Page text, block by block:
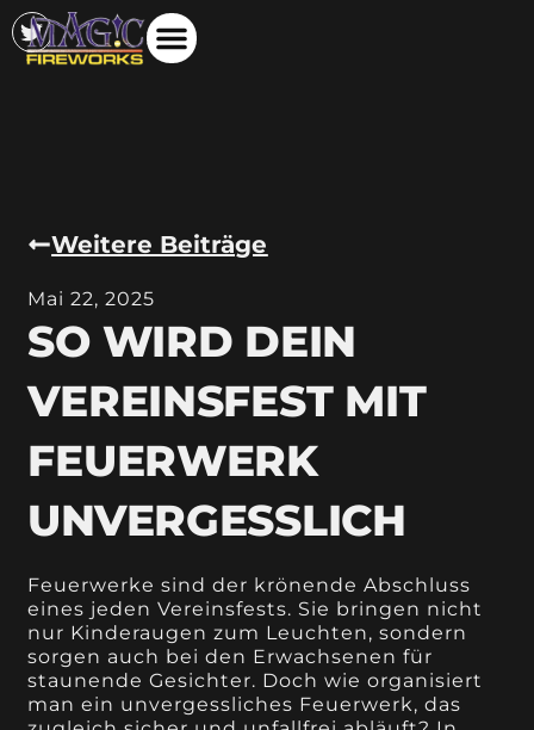
Weitere Beiträge
Mai 22, 2025
SO WIRD DEIN
VEREINSFEST MIT
FEUERWERK
UNVERGESSLICH
Feuerwerke sind der krönende Abschluss
eines jeden Vereinsfests. Sie bringen nicht
nur Kinderaugen zum Leuchten, sondern
sorgen auch bei den Erwachsenen für
staunende Gesichter. Doch wie organisiert
man ein unvergessliches Feuerwerk, das